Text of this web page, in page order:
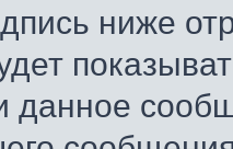
ниже
данное